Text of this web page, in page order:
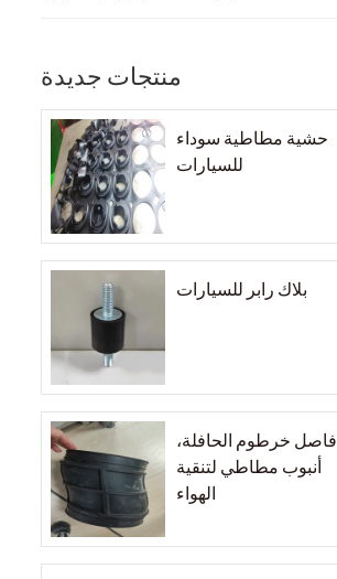
منتجات جديدة
حشية مطاطية سوداء
للسيارات
بلاك رابر للسيارات
فاصل خرطوم الحافلة،
أنبوب مطاطي لتنقية
الهواء